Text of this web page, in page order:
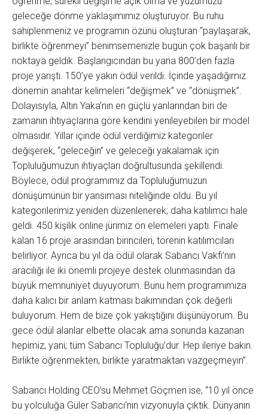
geleceğe dönme yaklaşımımız oluşturuyor. Bu ruhu
sahiplenmeniz ve programın özünü oluşturan “paylaşarak,
birlikte öğrenmeyi” benimsemenizle bugün çok başarılı bir
noktaya geldik. Başlangıcından bu yana 800’den fazla
proje yarıştı. 150’ye yakın ödül verildi. İçinde yaşadığımız
dönemin anahtar kelimeleri “değişmek” ve “dönüşmek”.
Dolayısıyla, Altın Yaka’nın en güçlü yanlarından biri de
zamanın ihtiyaçlarına göre kendini yenileyebilen bir model
olmasıdır. Yıllar içinde ödül verdiğimiz kategoriler
değişerek, “geleceğin” ve geleceği yakalamak için
Topluluğumuzun ihtiyaçları doğrultusunda şekillendi.
Böylece, ödül programımız da Topluluğumuzun
dönüşümünün bir yansıması niteliğinde oldu. Bu yıl
kategorilerimiz yeniden düzenlenerek; daha katılımcı hale
geldi. 450 kişilik online jürimiz ön elemeleri yaptı. Finale
kalan 16 proje arasından birincileri, törenin katılımcıları
belirliyor. Ayrıca bu yıl da ödül olarak Sabancı Vakfı’nın
aracılığı ile iki önemli projeye destek olunmasından da
büyük memnuniyet duyuyorum. Bunu hem programımıza
daha kalıcı bir anlam katması bakımından çok değerli
buluyorum. Hem de bize çok yakıştığını düşünüyorum. Bu
gece ödül alanlar elbette olacak ama sonunda kazanan
hepimiz, yani; tüm Sabancı Topluluğu’dur. Hep ileriye bakın.
Birlikte öğrenmekten, birlikte yaratmaktan vazgeçmeyin”.
Sabancı Holding CEO’su Mehmet Göçmen ise, “10 yıl önce
bu yolculuğa Güler Sabancı'nın vizyonuyla çıktık. Dünyanın